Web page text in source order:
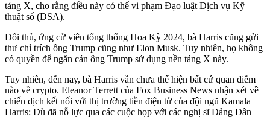
tảng X, cho rằng điều này có thể vi phạm Đạo luật Dịch vụ Kỹ
thuật số (DSA).
Đối thủ, ứng cử viên tổng thống Hoa Kỳ 2024, bà Harris cũng gửi
thư chỉ trích ông Trump cũng như Elon Musk. Tuy nhiên, họ không
có quyền để ngăn cản ông Trump sử dụng nền tảng X này.
Tuy nhiên, đến nay, bà Harris vẫn chưa thể hiện bất cứ quan điểm
nào về crypto. Eleanor Terrett của Fox Business News nhận xét về
chiến dịch kết nối với thị trường tiền điện tử của đội ngũ Kamala
Harris: Dù đã nỗ lực qua các cuộc họp với các nghị sĩ Đảng Dân